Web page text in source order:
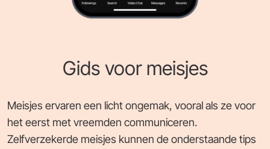
Gids voor meisjes
Meisjes ervaren een licht ongemak, vooral als ze voor
het eerst met vreemden communiceren.
Zelfverzekerde meisjes kunnen de onderstaande tips